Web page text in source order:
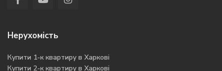
Нерухомість
Купити 1-к квартиру в Харкові
Купити 2-к квартиру в Харкові